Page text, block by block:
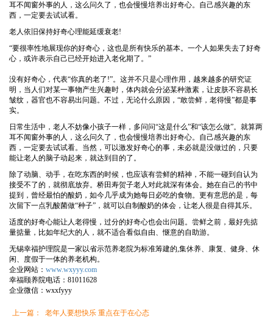
耳不闻窗外事的人，这么问久了，也会慢慢培养出好奇心。自己感兴趣的东
西，一定要去试试看。
老人依旧保持好奇心理能延缓衰老!
“要很率性地展现你的好奇心，这也是所有快乐的基本。一个人如果失去了好奇
心，或许表示自己已经开始进入老化期了。”
没有好奇心，代表“你真的老了!”。这并不只是心理作用，越来越多的研究证
明，当人们对某一事物产生兴趣时，体内就会分泌某种激素，让皮肤不容易长
皱纹，器官也不容易出问题。不过，无论什么原因，“敢尝鲜，老得慢”都是事
实。
日常生活中，老人不妨像小孩子一样，多问问“这是什么”和“该怎么做”。就算两
耳不闻窗外事的人，这么问久了，也会慢慢培养出好奇心。自己感兴趣的东
西，一定要去试试看。当然，可以激发好奇心的事，未必就是没做过的，只要
能让老人的脑子动起来，就达到目的了。
除了动脑、动手，在吃东西的时候，也应该有尝鲜的精神，不能一碰到自认为
接受不了的，就彻底放弃。桥田寿贺子老人对此就深有体会。她在自己的书中
提到，曾经最怕的酸奶，如今几乎成为她每日必吃的食物。更有意思的是，每
次留下一点乳酸菌做“种子”，就可以自制酸奶的体会，让老人很是自得其乐。
适度的好奇心能让人老得慢，过分的好奇心也会出问题。尝鲜之前，最好先掂
量掂量，比如年纪大的人，就不适合看似自由、惬意的自助游。
无锡幸福护理院是一家以省示范养老院为标准筹建的,集休养、康复、健身、休
闲、度假于一体的养老机构。
企业网站： www.wxyyy.com
幸福颐养院电话：81011628
企业微信：wxxfyyy
上一篇： 老年人要想快乐 重点在于在心态